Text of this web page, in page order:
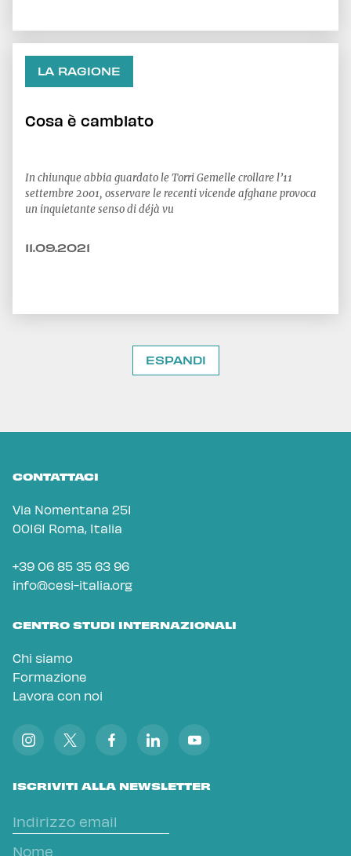
LA RAGIONE
Cosa è cambiato
In chiunque abbia guardato le Torri Gemelle crollare l’11
settembre 2001, osservare le recenti vicende afghane provoca
un inquietante senso di déjà vu
11.09.2021
ESPANDI
CONTATTACI
Via Nomentana 251
00161 Roma, Italia
+39 06 85 35 63 96
info@cesi-italia.org
CENTRO STUDI INTERNAZIONALI
Chi siamo
Formazione
Lavora con noi
ISCRIVITI ALLA NEWSLETTER